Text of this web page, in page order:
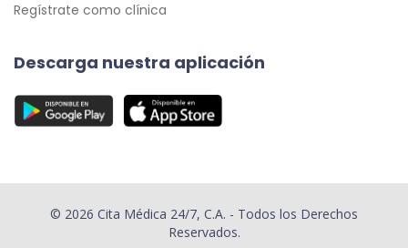
Regístrate como clínica
Descarga nuestra aplicación
© 2026 Cita Médica 24/7, C.A. - Todos los Derechos
Reservados.